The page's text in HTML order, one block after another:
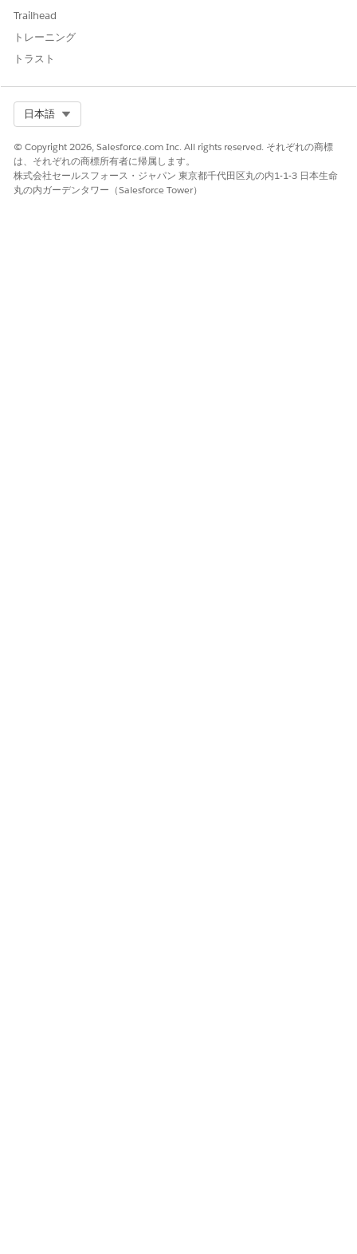
Trailhead
トレーニング
トラスト
日本語
© Copyright 2026, Salesforce.com Inc. All rights reserved. それぞれの商標
は、それぞれの商標所有者に帰属します。
株式会社セールスフォース・ジャパン 東京都千代田区丸の内1-1-3 日本生命
丸の内ガーデンタワー（Salesforce Tower）